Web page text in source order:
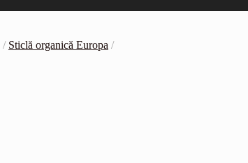
/ Sticlă organică Europa /